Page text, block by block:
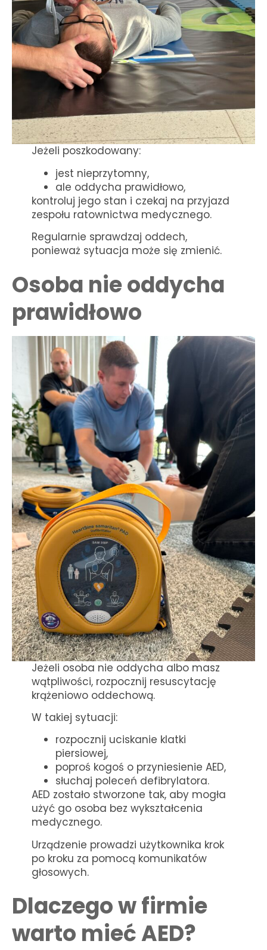
Jeżeli poszkodowany:
jest nieprzytomny,
ale oddycha prawidłowo,
kontroluj jego stan i czekaj na przyjazd
zespołu ratownictwa medycznego.
Regularnie sprawdzaj oddech,
ponieważ sytuacja może się zmienić.
Osoba nie oddycha
prawidłowo
Jeżeli osoba nie oddycha albo masz
wątpliwości, rozpocznij resuscytację
krążeniowo oddechową.
W takiej sytuacji:
rozpocznij uciskanie klatki
piersiowej,
poproś kogoś o przyniesienie AED,
słuchaj poleceń defibrylatora.
AED zostało stworzone tak, aby mogła
użyć go osoba bez wykształcenia
medycznego.
Urządzenie prowadzi użytkownika krok
po kroku za pomocą komunikatów
głosowych.
Dlaczego w firmie
warto mieć AED?